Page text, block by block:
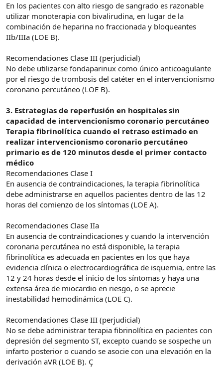
En los pacientes con alto riesgo de sangrado es razonable
utilizar monoterapia con bivalirudina, en lugar de la
combinación de heparina no fraccionada y bloqueantes
IIb/IIIa (LOE B).
Recomendaciones Clase III (perjudicial)
No debe utilizarse fondaparinux como único anticoagulante
por el riesgo de trombosis del catéter en el intervencionismo
coronario percutáneo (LOE B).
3. Estrategias de reperfusión en hospitales sin
capacidad de intervencionismo coronario percutáneo
Terapia fibrinolítica cuando el retraso estimado en
realizar intervencionismo coronario percutáneo
primario es de 120 minutos desde el primer contacto
médico
Recomendaciones Clase I
En ausencia de contraindicaciones, la terapia fibrinolítica
debe administrarse en aquellos pacientes dentro de las 12
horas del comienzo de los síntomas (LOE A).
Recomendaciones Clase IIa
En ausencia de contraindicaciones y cuando la intervención
coronaria percutánea no está disponible, la terapia
fibrinolítica es adecuada en pacientes en los que haya
evidencia clínica o electrocardiográfica de isquemia, entre las
12 y 24 horas desde el inicio de los síntomas y haya una
extensa área de miocardio en riesgo, o se aprecie
inestabilidad hemodinámica (LOE C).
Recomendaciones Clase III (perjudicial)
No se debe administrar terapia fibrinolítica en pacientes con
depresión del segmento ST, excepto cuando se sospeche un
infarto posterior o cuando se asocie con una elevación en la
derivación aVR (LOE B). Ç